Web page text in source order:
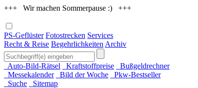
+++ Wir machen Sommerpause :) +++
PS-Geflüster Fotostrecken Services
Recht & Reise Begehrlichkeiten Archiv
Auto-Bild-Rätsel Kraftstoffpreise
Bußgeldrechner
Messekalender
Bild der Woche
Pkw-Bestseller
Suche
Sitemap